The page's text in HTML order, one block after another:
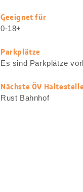
Nützliche
Informationen
Geeignet für
0-18+
Parkplätze
Es sind Parkplätze
Nächste ÖV
Rust Bahnhof